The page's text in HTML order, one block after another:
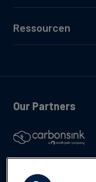
Ressourcen
Our Partners